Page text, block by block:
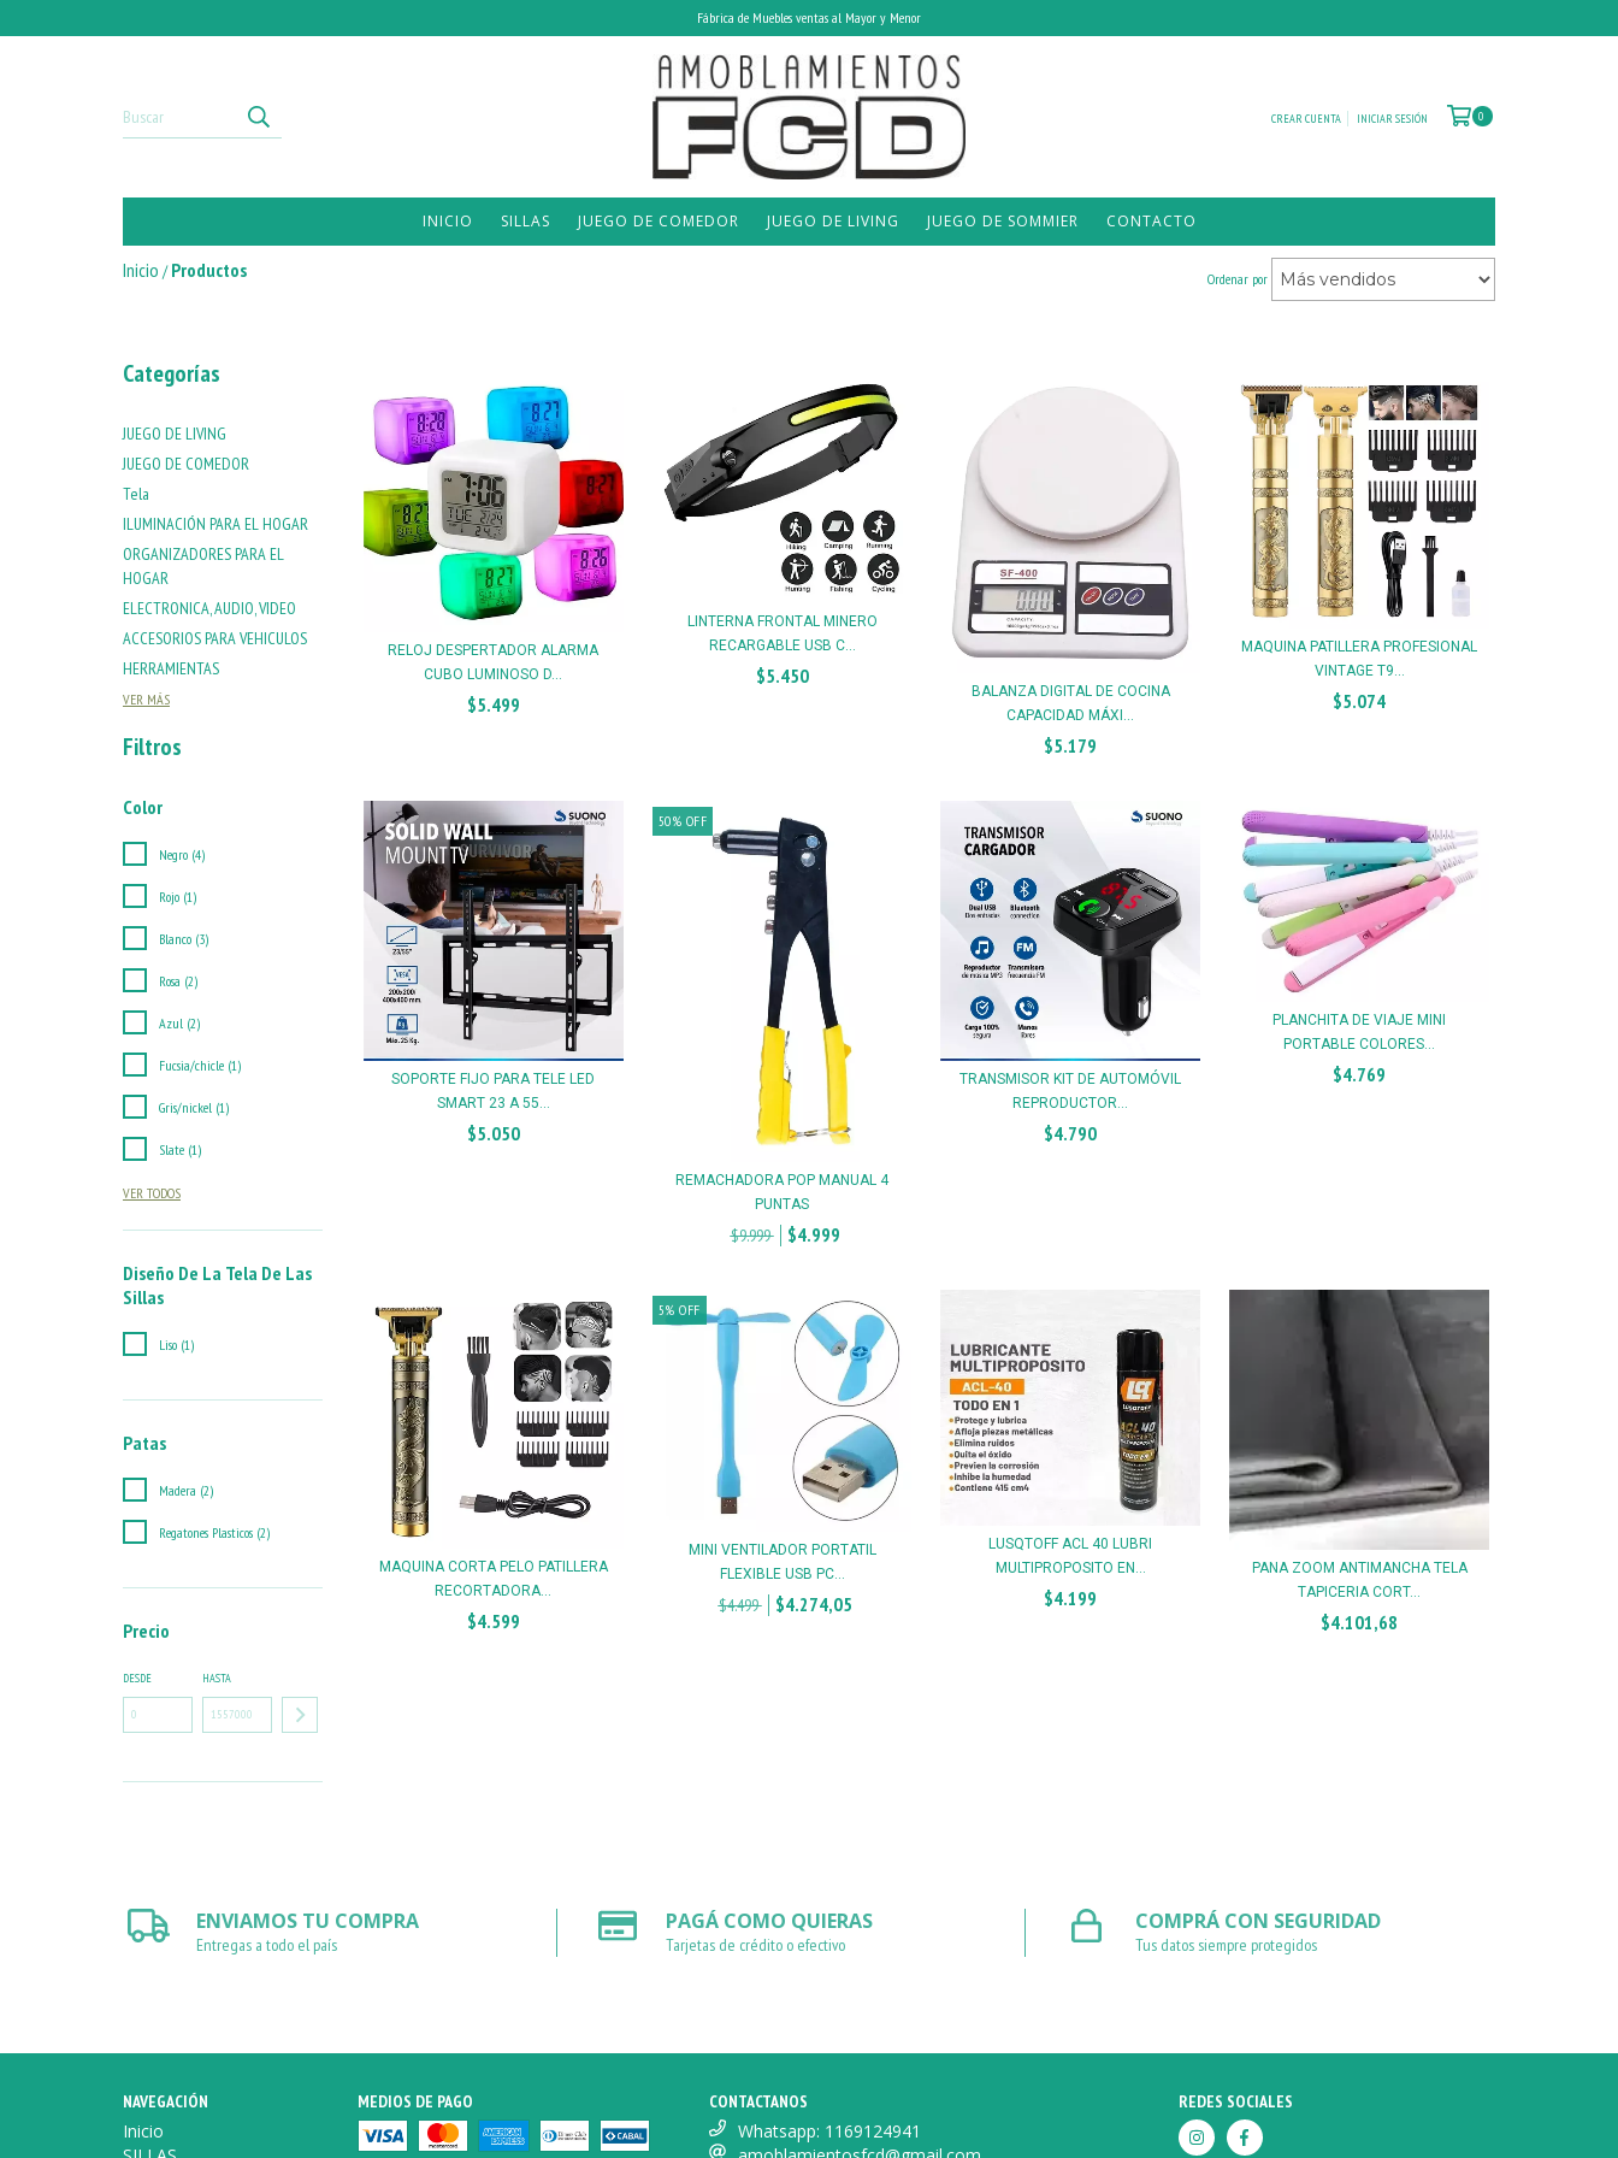
Fábrica de Muebles ventas al Mayor y Menor
CREAR CUENTA INICIAR SESIÓN 0
INICIO SILLAS JUEGO DE COMEDOR JUEGO DE LIVING JUEGO DE SOMMIER CONTACTO
Inicio / Productos Ordenar por
Categorías
JUEGO DE LIVING
JUEGO DE COMEDOR
Tela
ILUMINACIÓN PARA EL HOGAR
ORGANIZADORES PARA EL
HOGAR
ELECTRONICA, AUDIO, VIDEO
ACCESORIOS PARA VEHICULOS
HERRAMIENTAS
VER MÁS
Filtros
Color
Negro (4)
Rojo (1)
Blanco (3)
Rosa (2)
Azul (2)
Fucsia/chicle (1)
Gris/nickel (1)
Slate (1)
VER TODOS
Diseño De La Tela De Las
Sillas
Liso (1)
Patas
Madera (2)
Regatones Plasticos (2)
Precio
DESDE HASTA
RELOJ DESPERTADOR ALARMA
CUBO LUMINOSO D...
$5.499
LINTERNA FRONTAL MINERO
RECARGABLE USB C...
$5.450
BALANZA DIGITAL DE COCINA
CAPACIDAD MÁXI...
$5.179
MAQUINA PATILLERA PROFESIONAL
VINTAGE T9...
$5.074
SOPORTE FIJO PARA TELE LED
SMART 23 A 55...
$5.050
50% OFF
REMACHADORA POP MANUAL 4
PUNTAS
$9.999 $4.999
TRANSMISOR KIT DE AUTOMÓVIL
REPRODUCTOR...
$4.790
PLANCHITA DE VIAJE MINI
PORTABLE COLORES...
$4.769
MAQUINA CORTA PELO PATILLERA
RECORTADORA...
$4.599
5%OFF
MINI VENTILADOR PORTATIL
FLEXIBLE USB PC...
$4.499 $4.274,05
LUSQTOFF ACL 40 LUBRI
MULTIPROPOSITO EN...
$4.199
PANA ZOOM ANTIMANCHA TELA
TAPICERIA CORT...
$4.101,68
ENVIAMOS TU COMPRA
Entregas a todo el país
PAGÁ COMO QUIERAS
Tarjetas de crédito o efectivo
COMPRÁ CON SEGURIDAD
Tus datos siempre protegidos
NAVEGACIÓN
Inicio
MEDIOS DE PAGO CONTACTANOS
Whatsapp: 1169124941
REDES SOCIALES